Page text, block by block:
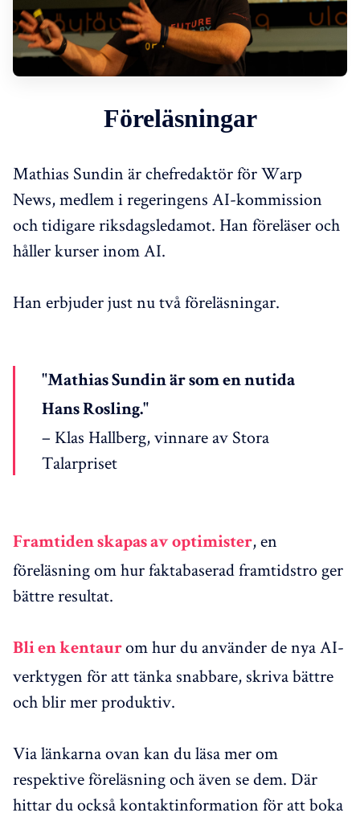
Föreläsningar
Mathias Sundin är chefredaktör för Warp
News, medlem i regeringens AI-kommission
och tidigare riksdagsledamot. Han föreläser och
håller kurser inom AI.
Han erbjuder just nu två föreläsningar.
"Mathias Sundin är som en nutida
Hans Rosling."
– Klas Hallberg, vinnare av Stora
Talarpriset
Framtiden skapas av optimister, en
föreläsning om hur faktabaserad framtidstro ger
bättre resultat.
Bli en kentaurom hur du använder de nya AI-
verktygen för att tänka snabbare, skriva bättre
och blir mer produktiv.
Via länkarna ovan kan du läsa mer om
respektive föreläsning och även se dem. Där
hittar du också kontaktinformation för att boka